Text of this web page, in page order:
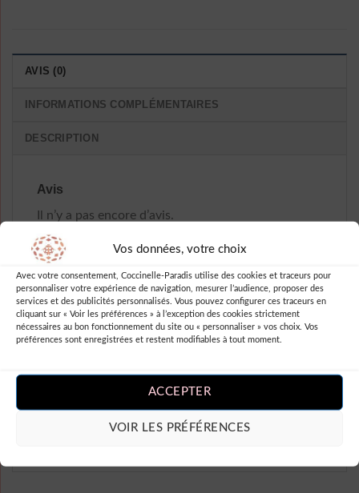
Vos données, votre choix
Avec votre consentement, Coccinelle-Paradis utilise des cookies et traceurs pour
personnaliser votre expérience de navigation, mesurer l’audience, proposer des
services et des publicités personnalisés. Vous pouvez configurer ces traceurs en
cliquant sur « Voir les préférences » à l’exception des cookies strictement
nécessaires au bon fonctionnement du site ou « personnaliser » vos choix. Vos
préférences sont enregistrées et restent modifiables à tout moment.
ACCEPTER
VOIR LES PRÉFÉRENCES
AVIS (0)
INFORMATIONS COMPLÉMENTAIRES
DESCRIPTION
Avis
Il n’y a pas encore d’avis.
Soyez le premier à laisser votre avis
sur “Robe Dentelle A Pois Sexy”